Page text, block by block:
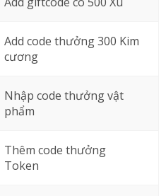
Add code thưởng 300 Kim
cương
Nhập code thưởng vật
phẩm
Thêm code thưởng
Token